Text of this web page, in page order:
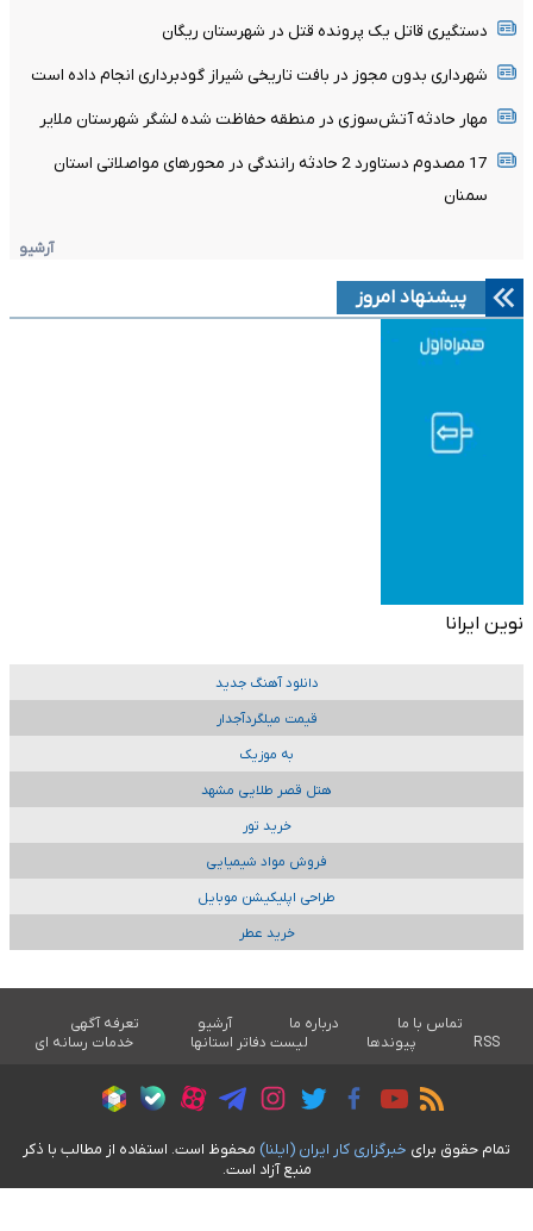
دستگیری قاتل یک پرونده قتل در شهرستان ریگان
شهرداری بدون مجوز در بافت تاریخی شیراز گودبرداری انجام داده است
مهار حادثه آتش‌سوزی در منطقه حفاظت شده لشگر شهرستان ملایر
17 مصدوم دستاورد 2 حادثه رانندگی در محورهای مواصلاتی استان
سمنان
آرشیو
پیشنهاد امروز
نوین ایرانا
دانلود آهنگ جدید
قیمت میلگردآجدار
به موزیک
هتل قصر طلایی مشهد
خرید تور
فروش مواد شیمیایی
طراحی اپلیکیشن موبایل
خرید عطر
تماس با ما درباره ما آرشیو
تعرفه آگهی
RSS
پیوندها لیست دفاتر استانها خدمات رسانه ای
تمام حقوق برای خبرگزاری کار ايران (ايلنا) محفوظ است. استفاده از مطالب با ذکر
منبع آزاد است.